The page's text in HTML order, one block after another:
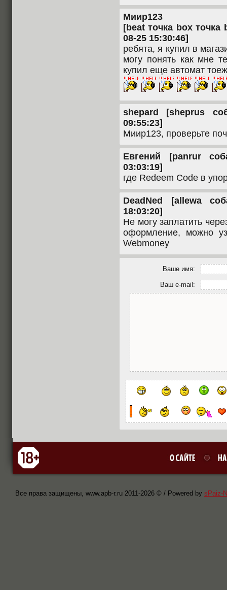
Миир123
[beat точка box точка
08-25 15:30:46]
ребята, я купил в
могу понять как мне
купил еще автомат
shepard [sheprus
09:55:23]
Миир123, проверьте
Евгений [panrur
03:03:19]
где Redeem Code в
DeadNed [allewa
18:03:20]
Не могу заплатить
оформление, можно
Webmoney
Ваше имя:
Ваш e-mail:
Все права защищены, www.apb-r.ru 2011-2026 © / Powered by sPaiz-